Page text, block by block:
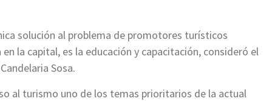
solución al problema de promotores turísticos
la capital, es la educación y capacitación, consideró el
Sosa.
al turismo uno de los temas prioritarios de la actual